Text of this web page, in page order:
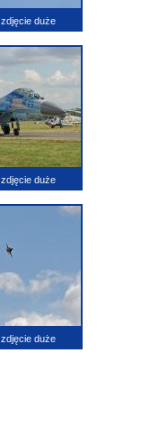
zdjęcie duże
zdjęcie duże
zdjęcie duże